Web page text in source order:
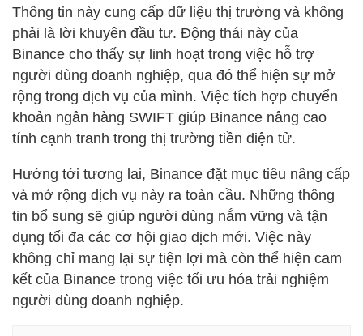
Thông tin này cung cấp dữ liệu thị trường và không
phải là lời khuyên đầu tư. Động thái này của
Binance cho thấy sự linh hoạt trong việc hỗ trợ
người dùng doanh nghiệp, qua đó thể hiện sự mở
rộng trong dịch vụ của mình. Việc tích hợp chuyển
khoản ngân hàng SWIFT giúp Binance nâng cao
tính cạnh tranh trong thị trường tiền điện tử.
Hướng tới tương lai, Binance đặt mục tiêu nâng cấp
và mở rộng dịch vụ này ra toàn cầu. Những thông
tin bổ sung sẽ giúp người dùng nắm vững và tận
dụng tối đa các cơ hội giao dịch mới. Việc này
không chỉ mang lại sự tiện lợi mà còn thể hiện cam
kết của Binance trong việc tối ưu hóa trải nghiệm
người dùng doanh nghiệp.